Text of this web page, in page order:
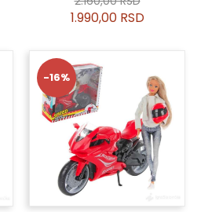
1.990,00 RSD
-16%